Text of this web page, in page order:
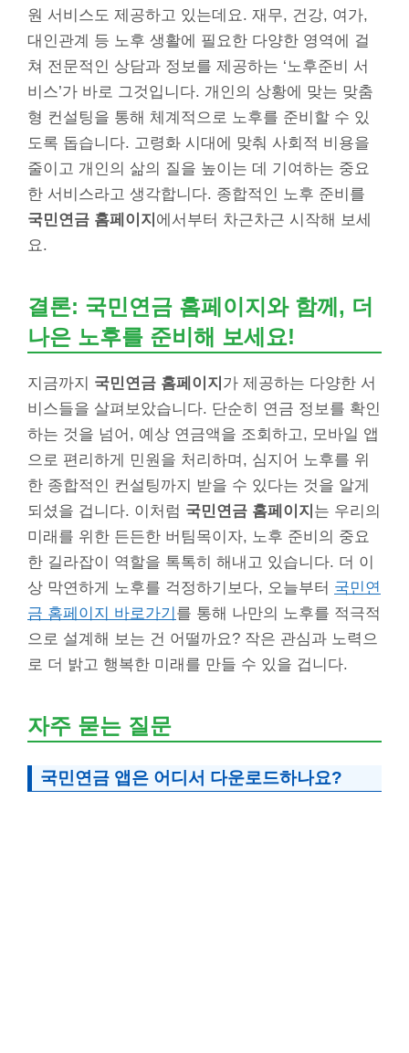
원 서비스도 제공하고 있는데요. 재무, 건강, 여가,
대인관계 등 노후 생활에 필요한 다양한 영역에 걸
쳐 전문적인 상담과 정보를 제공하는 ‘노후준비 서
비스’가 바로 그것입니다. 개인의 상황에 맞는 맞춤
형 컨설팅을 통해 체계적으로 노후를 준비할 수 있
도록 돕습니다. 고령화 시대에 맞춰 사회적 비용을
줄이고 개인의 삶의 질을 높이는 데 기여하는 중요
한 서비스라고 생각합니다. 종합적인 노후 준비를
국민연금 홈페이지 에서부터 차근차근 시작해 보세
요.
결론: 국민연금 홈페이지와 함께, 더
나은 노후를 준비해 보세요!
지금까지 국민연금 홈페이지 가 제공하는 다양한 서
비스들을 살펴보았습니다. 단순히 연금 정보를 확인
하는 것을 넘어, 예상 연금액을 조회하고, 모바일 앱
으로 편리하게 민원을 처리하며, 심지어 노후를 위
한 종합적인 컨설팅까지 받을 수 있다는 것을 알게
되셨을 겁니다. 이처럼 국민연금 홈페이지 는 우리의
미래를 위한 든든한 버팀목이자, 노후 준비의 중요
한 길라잡이 역할을 톡톡히 해내고 있습니다. 더 이
상 막연하게 노후를 걱정하기보다, 오늘부터 국민연
금 홈페이지 바로가기 를 통해 나만의 노후를 적극적
으로 설계해 보는 건 어떨까요? 작은 관심과 노력으
로 더 밝고 행복한 미래를 만들 수 있을 겁니다.
자주 묻는 질문
국민연금 앱은 어디서 다운로드하나요?